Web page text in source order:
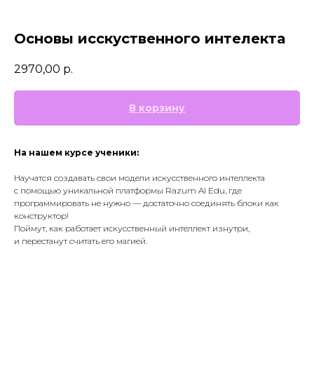
Основы исскуственного интелекта
2970,00 р.
В корзину
На нашем курсе ученики:
Научатся создавать свои модели искусственного интеллекта
с помощью уникальной платформы Razum AI Edu, где
программировать не нужно — достаточно соединять блоки как
конструктор!
Поймут, как работает искусственный интеллект изнутри,
и перестанут считать его магией.